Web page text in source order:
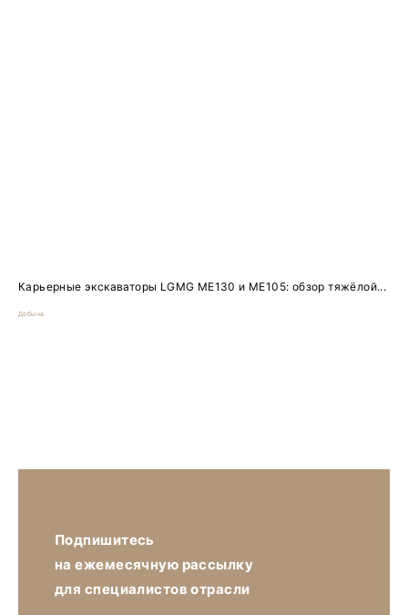
Карьерные экскаваторы LGMG ME130 и ME105: обзор тяжёлой...
Добыча
Подпишитесь
на ежемесячную рассылку
для специалистов отрасли